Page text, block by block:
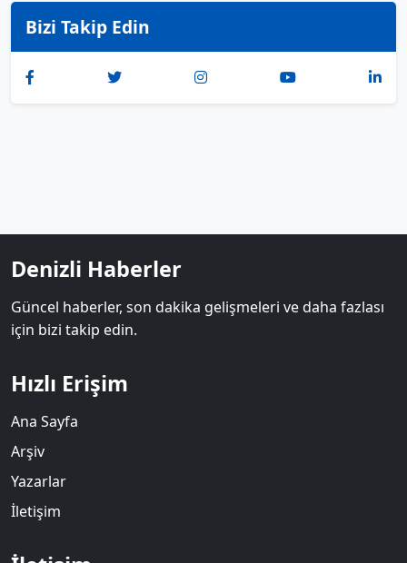
Bizi Takip Edin
Denizli Haberler
Güncel haberler, son dakika gelişmeleri ve daha fazlası
için bizi takip edin.
Hızlı Erişim
Ana Sayfa
Arşiv
Yazarlar
İletişim